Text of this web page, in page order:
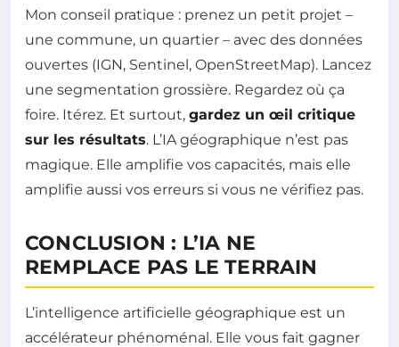
Mon conseil pratique : prenez un petit projet –
une commune, un quartier – avec des données
ouvertes (IGN, Sentinel, OpenStreetMap). Lancez
une segmentation grossière. Regardez où ça
foire. Itérez. Et surtout, gardez un œil critique
sur les résultats. L’IA géographique n’est pas
magique. Elle amplifie vos capacités, mais elle
amplifie aussi vos erreurs si vous ne vérifiez pas.
CONCLUSION : L’IA NE
REMPLACE PAS LE TERRAIN
L’intelligence artificielle géographique est un
accélérateur phénoménal. Elle vous fait gagner